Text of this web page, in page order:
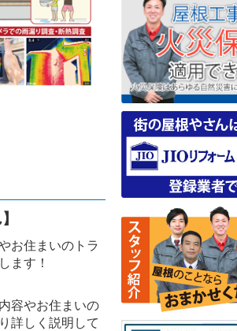
お住まいのトラ
ます！
容やお住まいの
詳しく説明して